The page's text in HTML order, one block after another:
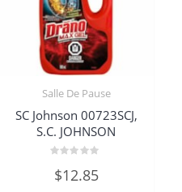
Salle De Pause
SC Johnson 00723SCJ,
S.C. JOHNSON
0
sur
$12.85